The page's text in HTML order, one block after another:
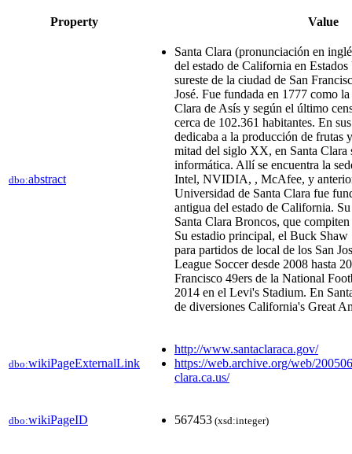
Property Value
dbo:abstract
Santa Clara (pronunciación en
del estado de California en
sureste de la ciudad de San
José. Fue fundada en 1777 como
Clara de Asís y según el último
cerca de 102.361 habitantes. En
dedicaba a la producción de frutas
mitad del siglo XX, en Santa Clara
informática. Allí se encuentra la
Intel, NVIDIA, , McAfee, y
Universidad de Santa Clara fue
antigua del estado de California.
Santa Clara Broncos, que
Su estadio principal, el Buck
para partidos de local de los San
League Soccer desde 2008 hasta
Francisco 49ers de la National
2014 en el Levi's Stadium. En
de diversiones California's Great
dbo:wikiPageExternalLink
http://www.santaclaraca.gov/
https://web.archive.org/web/
clara.ca.us/
dbo:wikiPageID 567453 (xsd:integer)